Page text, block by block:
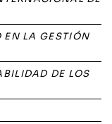
EN LA GESTIÓN
DE LOS